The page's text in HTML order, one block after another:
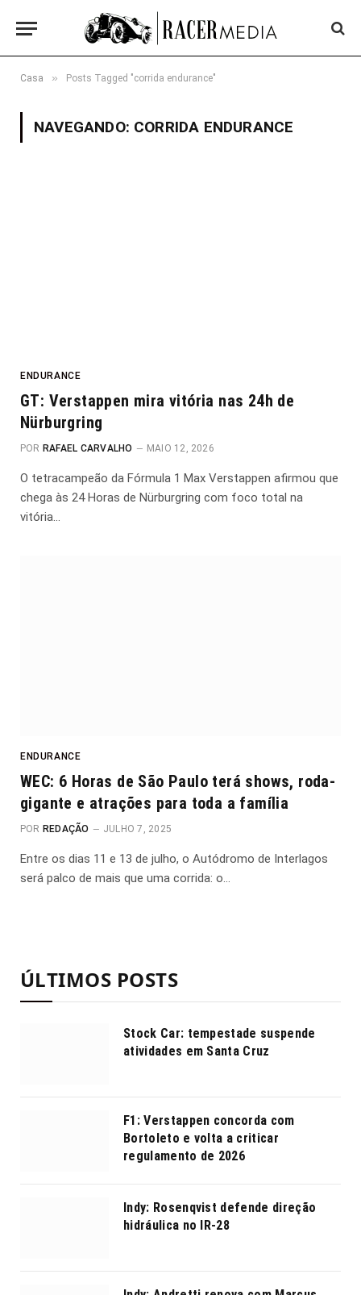
Casa » Posts Tagged "corrida endurance"
NAVEGANDO: CORRIDA ENDURANCE
ENDURANCE
GT: Verstappen mira vitória nas 24h de
Nürburgring
POR RAFAEL CARVALHO MAIO 12, 2026
O tetracampeão da Fórmula 1 Max Verstappen afirmou que
chega às 24 Horas de Nürburgring com foco total na
vitória…
ENDURANCE
WEC: 6 Horas de São Paulo terá shows, roda-
gigante e atrações para toda a família
POR REDAÇÃO JULHO 7, 2025
Entre os dias 11 e 13 de julho, o Autódromo de Interlagos
será palco de mais que uma corrida: o…
ÚLTIMOS POSTS
Stock Car: tempestade suspende
atividades em Santa Cruz
F1: Verstappen concorda com
Bortoleto e volta a criticar
regulamento de 2026
Indy: Rosenqvist defende direção
hidráulica no IR-28